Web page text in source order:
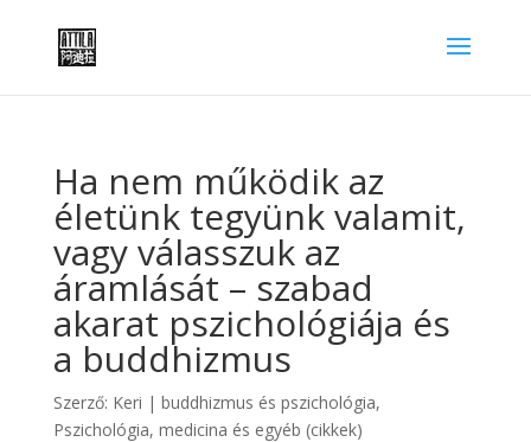
Ha nem működik az
életünk tegyünk valamit,
vagy válasszuk az
áramlását – szabad
akarat pszichológiája és
a buddhizmus
Szerző: Keri | buddhizmus és pszichológia,
Pszichológia, medicina és egyéb (cikkek)